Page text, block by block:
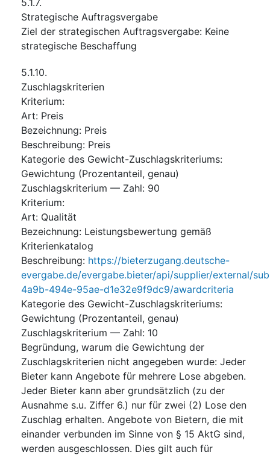
Strategische Auftragsvergabe
Ziel der strategischen Auftragsvergabe: Keine
strategische Beschaffung
5.1.10.
Zuschlagskriterien
Kriterium:
Art: Preis
Bezeichnung: Preis
Beschreibung: Preis
Kategorie des Gewicht-Zuschlagskriteriums:
Gewichtung (Prozentanteil, genau)
Zuschlagskriterium — Zahl: 90
Kriterium:
Art: Qualität
Bezeichnung: Leistungsbewertung gemäß
Kriterienkatalog
Beschreibung: https://bieterzugang.deutsche-
evergabe.de/evergabe.bieter/api/supplier/external/
4a9b-494e-95ae-d1e32e9f9dc9/awardcriteria
Kategorie des Gewicht-Zuschlagskriteriums:
Gewichtung (Prozentanteil, genau)
Zuschlagskriterium — Zahl: 10
Begründung, warum die Gewichtung der
Zuschlagskriterien nicht angegeben wurde: Jeder
Bieter kann Angebote für mehrere Lose abgeben.
Jeder Bieter kann aber grundsätzlich (zu der
Ausnahme s.u. Ziffer 6.) nur für zwei (2) Lose den
Zuschlag erhalten. Angebote von Bietern, die mit
einander verbunden im Sinne von § 15 AktG sind,
werden ausgeschlossen. Dies gilt auch für